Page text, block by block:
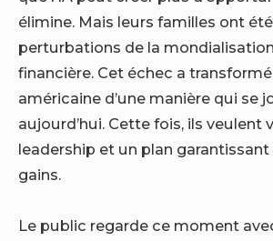
élimine. Mais leurs familles ont
perturbations de la
financière. Cet échec a
américaine d’une manière qui se
aujourd’hui. Cette fois, ils veulent
leadership et un plan
gains.
Le public regarde ce moment